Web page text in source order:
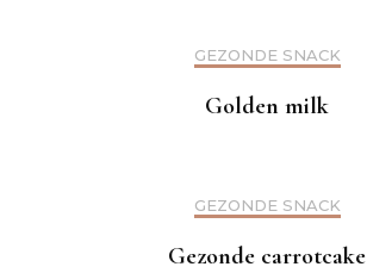
GEZONDE SNACK
Golden milk
GEZONDE SNACK
Gezonde carrotcake